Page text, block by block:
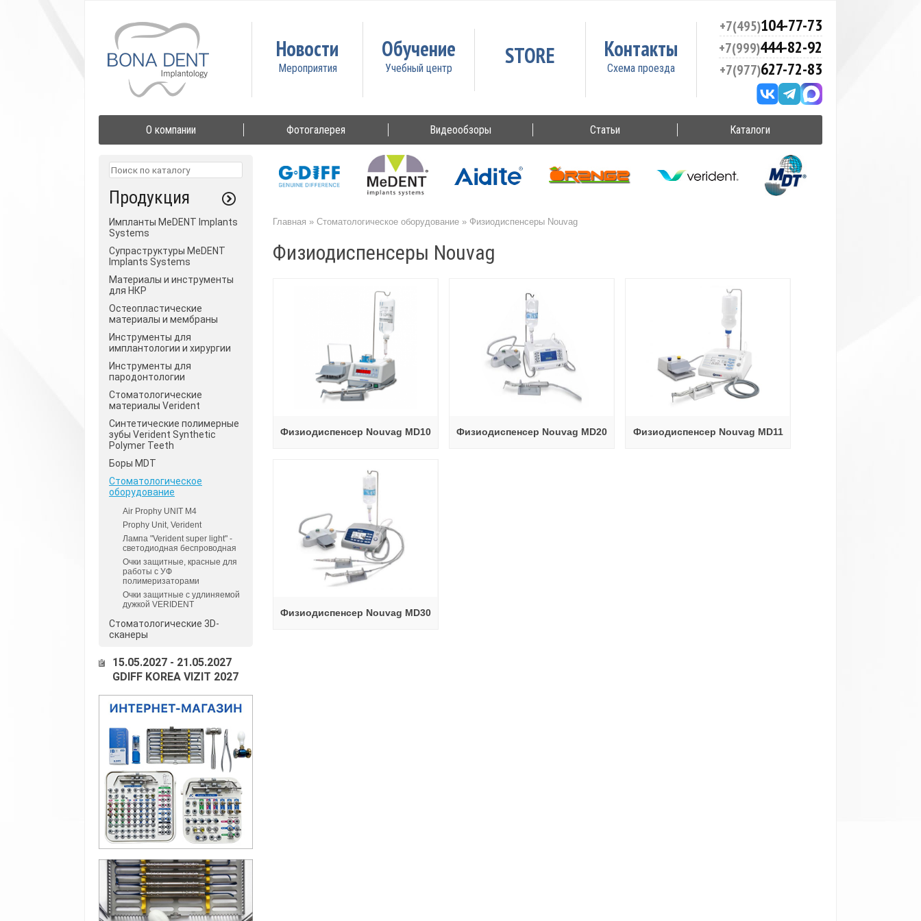
Новости Обучение STORE Контакты
+7(495)104-77-73
+7(999)444-82-92
+7(977)627-72-83
О компании Фотогалерея Видеообзоры Статьи Каталоги
Продукция
Импланты MeDENT Implants
Systems
Супраструктуры MeDENT
Implants Systems
Материалы и инструменты
для НКР
Остеопластические
материалы и мембраны
Инструменты для
имплантологии и хирургии
Инструменты для
пародонтологии
Стоматологические
материалы Verident
Синтетические полимерные
зубы Verident Synthetic
Polymer Teeth
Боры MDT
Стоматологическое
оборудование
Air Prophy UNIT М4
Prophy Unit, Verident
Лампа "Verident super light" -
светодиодная беспроводная
Очки защитные, красные для
работы с УФ
полимеризаторами
Очки защитные с удлиняемой
дужкой VERIDENT
Стоматологические 3D-
сканеры
15.05.2027 - 21.05.2027
GDIFF KOREA VIZIT 2027
Главная » Стоматологическое оборудование » Физиодиспенсеры Nouvag
Физиодиспенсеры Nouvag
Физиодиспенсер Nouvag MD10 Физиодиспенсер Nouvag MD20 Физиодиспенсер Nouvag MD11
Физиодиспенсер Nouvag MD30